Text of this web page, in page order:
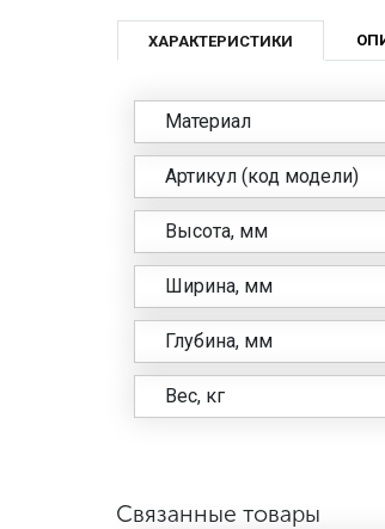
ХАРАКТЕРИСТИКИ
Материал
Артикул (код модели)
Высота, мм
Ширина, мм
Глубина, мм
Вес, кг
Связанные товары